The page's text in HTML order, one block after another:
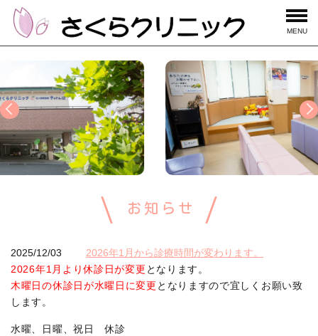
MENU
お知らせ
2025/12/03
2026年1月から診療時間が変わります。
2026年1月より休診日が変更 となります。
木曜日の休診日が水曜日に変更 となりますので宜しくお願い致
します。
水曜、日曜、祝日 休診